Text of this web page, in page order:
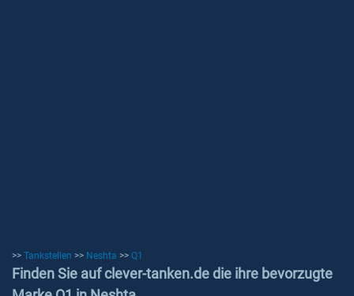
>> Tankstellen >> Neshta >> Q1
Finden Sie auf clever-tanken.de die ihre bevorzugte